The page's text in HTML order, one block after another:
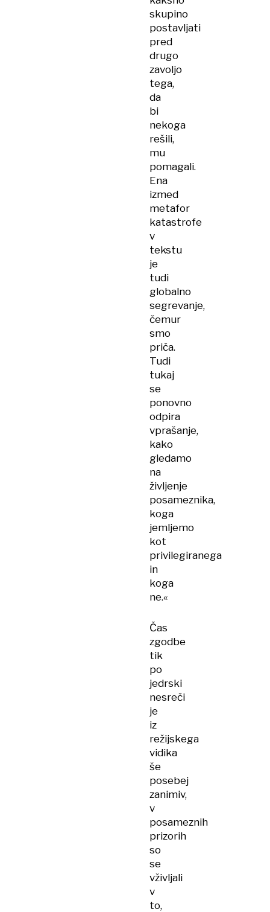
skupino
postavljati
pred
drugo
zavoljo
tega,
da
bi
nekoga
rešili,
mu
pomagali.
Ena
izmed
metafor
katastrofe
v
tekstu
je
tudi
globalno
segrevanje,
čemur
smo
priča.
Tudi
tukaj
se
ponovno
odpira
vprašanje,
kako
gledamo
na
življenje
posameznika,
koga
jemljemo
kot
privilegiranega
in
koga
ne.«
Čas
zgodbe
tik
po
jedrski
nesreči
je
iz
režijskega
vidika
še
posebej
zanimiv,
v
posameznih
prizorih
so
se
vživljali
v
to,